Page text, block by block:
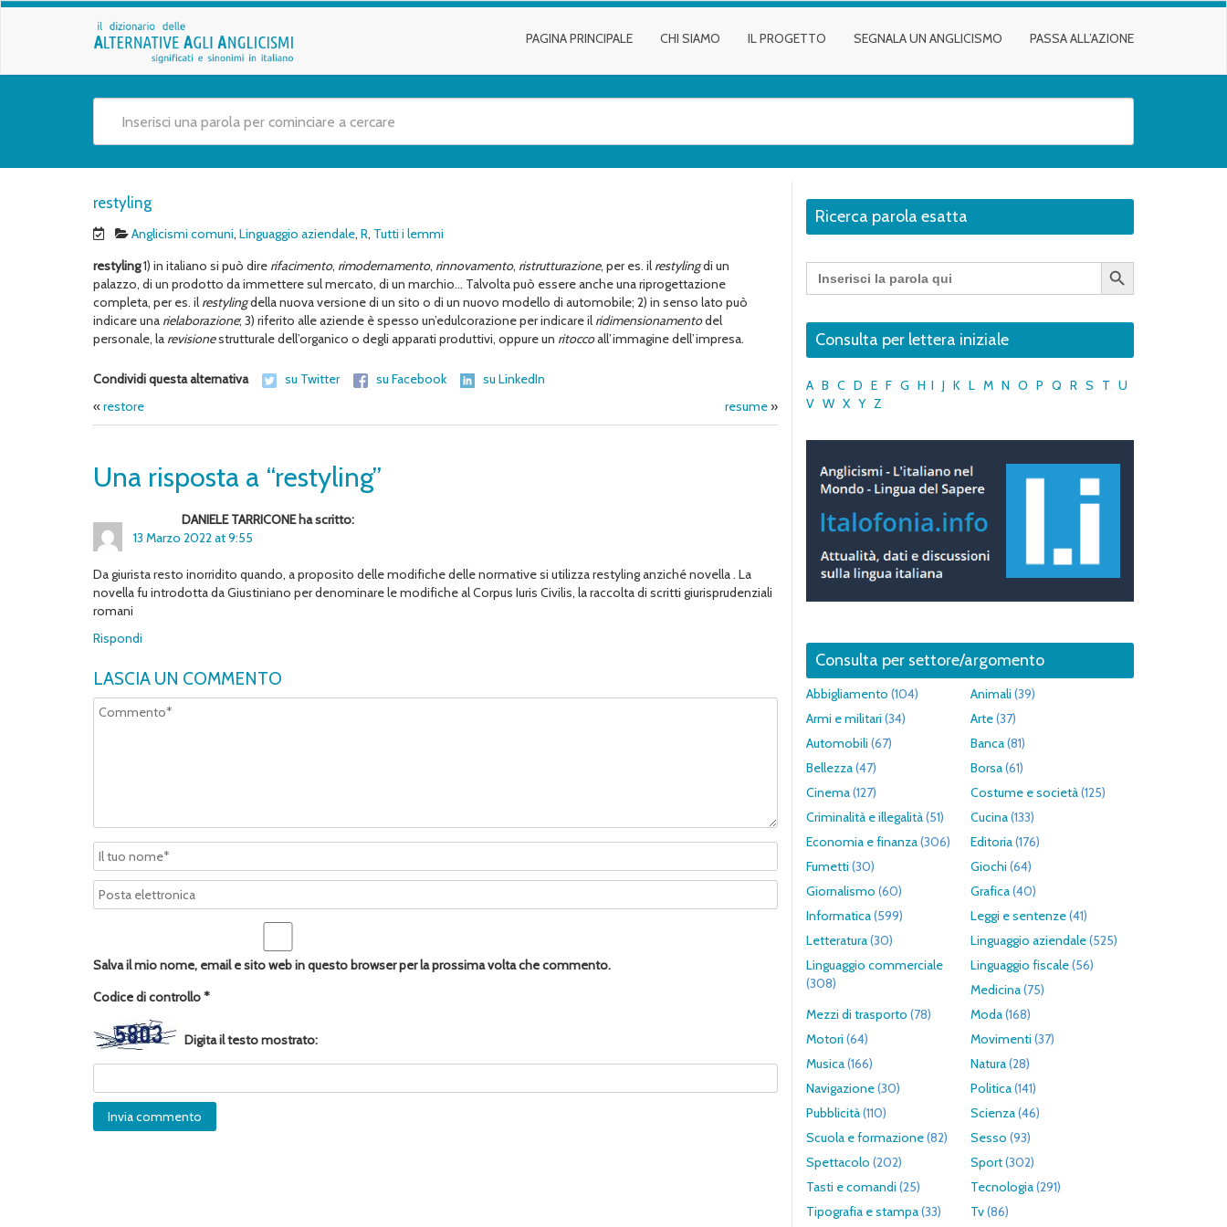
PAGINA PRINCIPALE CHI SIAMO IL PROGETTO SEGNALA UN ANGLICISMO PASSA ALL’AZIONE
restyling
Anglicismi comuni, Linguaggio aziendale, R, Tutti i lemmi
restyling1) in italiano si può dire rifacimento, rimodernamento, rinnovamento, ristrutturazione, per es. il restylingdi un
palazzo, di un prodotto da immettere sul mercato, di un marchio… Talvolta può essere anche una riprogettazione
completa, per es. il restylingdella nuova versione di un sito o di un nuovo modello di automobile; 2) in senso lato può
indicare una rielaborazione; 3) riferito alle aziende è spesso un’edulcorazione per indicare il ridimensionamentodel
personale, la revisionestrutturale dell’organico o degli apparati produttivi, oppure un ritoccoall’immagine dell’impresa.
Condividi questa alternativa su Twitter su Facebook
su LinkedIn
«restore resume»
Una risposta a “restyling”
DANIELE TARRICONE ha scritto:
13 Marzo 2022 at 9:55
Da giurista resto inorridito quando, a proposito delle modifiche delle normative si utilizza restyling anziché novella . La
novella fu introdotta da Giustiniano per denominare le modifiche al Corpus Iuris Civilis, la raccolta di scritti giurisprudenziali
romani
Rispondi
LASCIA UN COMMENTO
Salva il mio nome, email e sito web in questo browser per la prossima volta che commento.
Codice di controllo*
Digita il testo mostrato:
Ricerca parola esatta
Search
for:
Search Button
Consulta per lettera iniziale
A B C D E F G H I J K L M N O P Q R S T U
V W X Y Z
Consulta per settore/argomento
Abbigliamento (104) Animali (39)
Armi e militari (34) Arte(37)
Automobili (67) Banca(81)
Bellezza(47) Borsa(61)
Cinema(127) Costume e società(125)
Criminalità e illegalità(51) Cucina(133)
Economia e finanza(306) Editoria(176)
Fumetti (30) Giochi (64)
Giornalismo (60) Grafica(40)
Informatica(599) Leggi e sentenze(41)
Letteratura(30) Linguaggio aziendale(525)
Linguaggio commerciale
(308)
Linguaggio fiscale(56)
Medicina(75)
Mezzi di trasporto (78) Moda(168)
Motori (64) Movimenti (37)
Musica(166) Natura(28)
Navigazione(30) Politica(141)
Pubblicità(110) Scienza(46)
Scuola e formazione(82) Sesso (93)
Spettacolo (202) Sport(302)
Tasti e comandi (25) Tecnologia(291)
Tipografia e stampa(33) Tv(86)